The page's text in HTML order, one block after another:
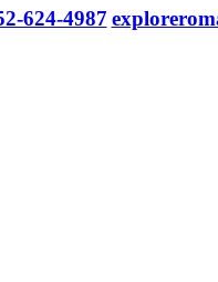
624-4987